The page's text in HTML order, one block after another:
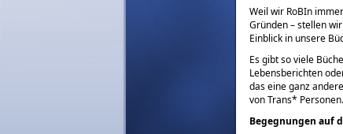
Weil wir RoBIn
Gründen – stellen
Einblick in unsere
Es gibt so viele
Lebensberichten
das eine ganz
von Trans* Personen.
Begegnungen auf